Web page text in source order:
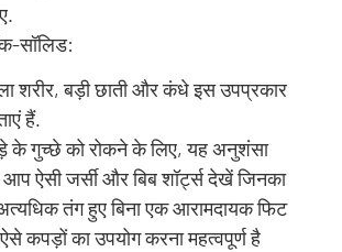
सॉलिड:
शरीर, बड़ी छाती और कंधे इस उपप्रकार
हैं.
के गुच्छे को रोकने के लिए, यह अनुशंसा
आप ऐसी जर्सी और बिब शॉर्ट्स देखें जिनका
तंग हुए बिना एक आरामदायक फिट
कपड़ों का उपयोग करना महत्वपूर्ण है